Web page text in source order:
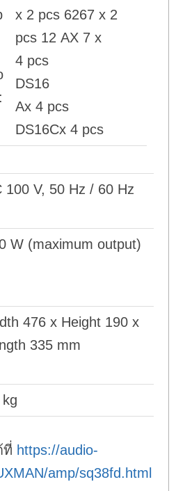
x 2 pcs 6267 x 2
pcs 12 AX 7 x
4 pcs
DS16
Ax 4 pcs
DS16Cx 4 pcs
100 V, 50 Hz / 60 Hz
W (maximum output)
476 x Height 190 x
335 mm
ที่ https://audio-
amp/sq38fd.html